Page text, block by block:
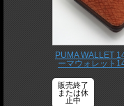
PUMA WALLET
ーマウォレット
販売終了
または休
止中